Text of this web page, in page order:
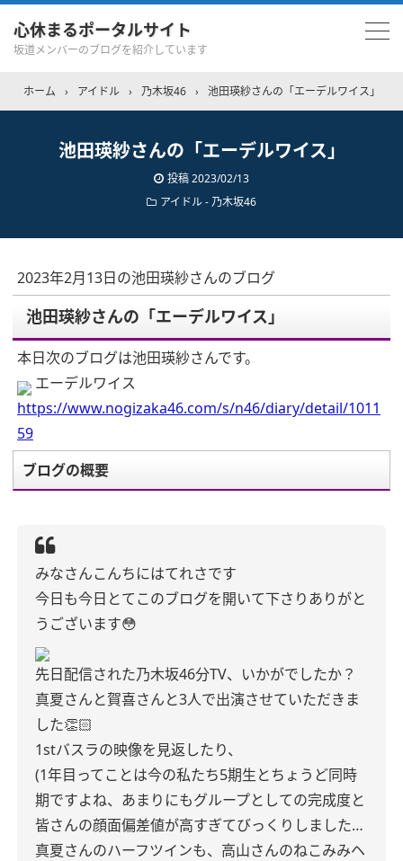
心休まるポータルサイト
坂道メンバーのブログを紹介しています
ホーム › アイドル › 乃木坂46 › 池田瑛紗さんの「エーデルワイス」
池田瑛紗さんの「エーデルワイス」
投稿2023/02/13
アイドル - 乃木坂46
2023年2月13日の池田瑛紗さんのブログ
池田瑛紗さんの「エーデルワイス」
本日次のブログは池田瑛紗さんです。
エーデルワイス
https://www.nogizaka46.com/s/n46/diary/detail/1011
59
ブログの概要
みなさんこんちにはてれさです
今日も今日とてこのブログを開いて下さりありがと
うございます😳
先日配信された乃木坂46分TV、いかがでしたか？
真夏さんと賀喜さんと3人で出演させていただきま
した👏🏻
1stバスラの映像を見返したり、
(1年目ってことは今の私たち5期生とちょうど同時
期ですよね、あまりにもグループとしての完成度と
皆さんの顔面偏差値が高すぎてびっくりしました…
真夏さんのハーフツインも、高山さんのねこみみヘ